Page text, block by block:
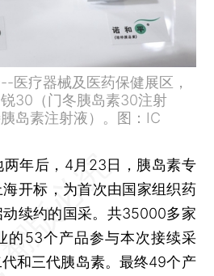
医疗器械及医药保健展区，
30（门冬胰岛素30注射
岛素注射液）。图：IC
两年后，4月23日，胰岛素专
开标，为首次由国家组织药
续约的国采。共35000多家
的53个产品参与本次接续采
和三代胰岛素。最终49个产